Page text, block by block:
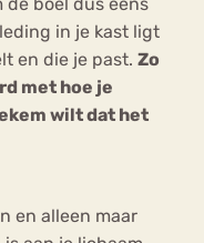
de boel dus eens
in je kast ligt
en die je past. Zo
met hoe je
wilt dat het
en alleen maar